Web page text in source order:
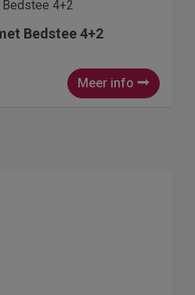
Bedstee 4+2
Meer info